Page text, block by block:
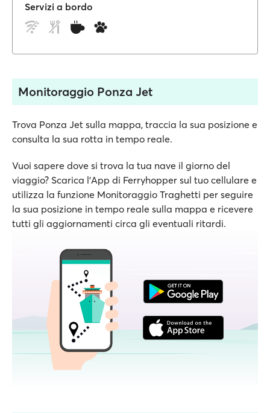
Servizi a bordo
Monitoraggio Ponza Jet
Trova Ponza Jet sulla mappa, traccia la sua posizione e
consulta la sua rotta in tempo reale.
Vuoi sapere dove si trova la tua nave il giorno del
viaggio? Scarica l'App di Ferryhopper sul tuo cellulare e
utilizza la funzione Monitoraggio Traghetti per seguire
la sua posizione in tempo reale sulla mappa e ricevere
tutti gli aggiornamenti circa gli eventuali ritardi.